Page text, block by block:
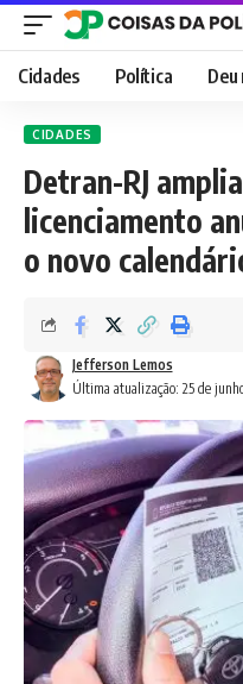
Cidades Política Deu
CIDADES
Detran-RJ
licenciamento
o novo
Última atualização: 25 de
Jefferson Lemos